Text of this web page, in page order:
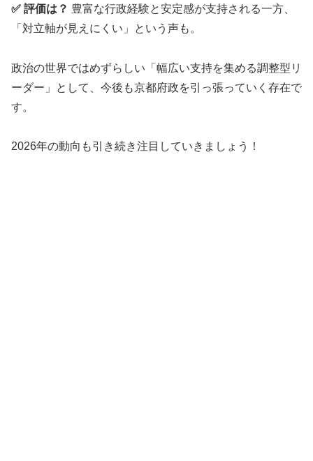
✅ 評価は？ 豊富な行政経験と安定感が支持される一方、
「対立軸が見えにくい」という声も。
政治の世界ではめずらしい「幅広い支持を集める調整型リ
ーダー」として、今後も京都府政を引っ張っていく存在で
す。
2026年の動向も引き続き注目していきましょう！